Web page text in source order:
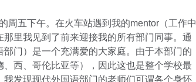
周五下午。在火车站遇到我的mentor（工作中
里我见到了前来迎接我的所有部门同事。通
门）是一个充满爱的大家庭。由于本部门的
西、哥伦比亚等），因此这也是整个学校最
发现现代外国语部门的老师们可谓各个身怀